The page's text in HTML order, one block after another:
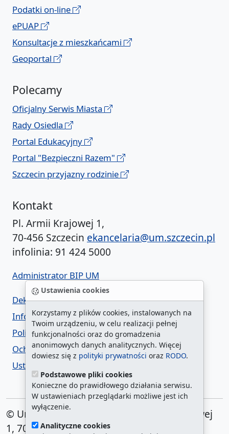
Ustawienia cookies
Korzystamy z plików cookies, instalowanych na
Twoim urządzeniu, w celu realizacji pełnej
funkcjonalności oraz do gromadzenia
anonimowych danych analitycznych. Więcej
dowiesz się z polityki prywatności oraz RODO.
Podstawowe pliki cookies
Konieczne do prawidłowego działania serwisu.
W ustawieniach przeglądarki możliwe jest ich
wyłączenie.
Analityczne cookies
Podatki on-line
ePUAP
Konsultacje z mieszkańcami
Geoportal
Polecamy
Oficjalny Serwis Miasta
Rady Osiedla
Portal Edukacyjny
Portal "Bezpieczni Razem"
Szczecin przyjazny rodzinie
Kontakt
Pl. Armii Krajowej 1,
70-456 Szczecin ekancelaria@um.szczecin.pl
infolinia: 91 424 5000
Administrator BIP UM
Deklaracja dostępności
Informacja o urzędzie w ETR
Polityka prywatności
Ochrona danych osobowych
Ustawienia cookies
© Urząd Miasta Szczecin. Plac Armii Krajowej
1, 70-456 Szczecin